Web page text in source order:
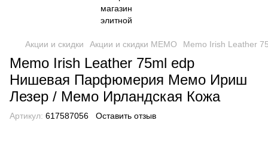
Акции и скидки Акции и скидки MEMO Memo Irish Leather
Memo Irish Leather 75ml edp
Нишевая Парфюмерия Мемо Ириш
Лезер / Мемо Ирландская Кожа
Артикул: 617587056 Оставить отзыв